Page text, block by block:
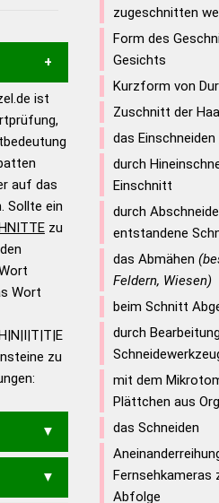
zu
um die
zu
12
ist
auf das
Sollte ein
zu
Wort
zu
zugeschnitten
Form des
Gesichts
Kurzform von
Zuschnitt der
das
durch
Einschnitt
durch
entstandene
das Abmähen
Feldern, Wiesen)
beim Schnitt
durch
mit dem
Plättchen aus
das Schneiden
Fernsehkameras
Abfolge